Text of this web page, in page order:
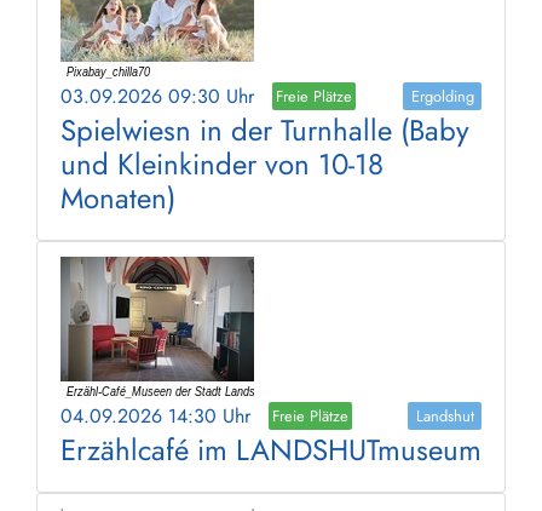
03.09.2026 09:30 Uhr Freie Plätze Ergolding
Spielwiesn in der Turnhalle (Baby
und Kleinkinder von 10-18
Monaten)
04.09.2026 14:30 Uhr Freie Plätze Landshut
Erzählcafé im LANDSHUTmuseum